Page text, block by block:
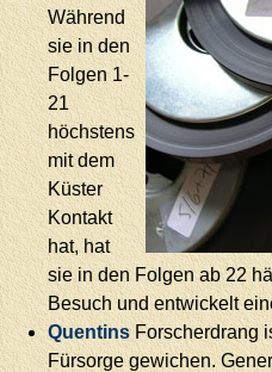
Während
sie in den
Folgen 1-
21
höchstens
mit dem
Küster
Kontakt
hat, hat
sie in den Folgen ab 22
Besuch und entwickelt
QuentinsForscherdrang
Fürsorge gewichen.